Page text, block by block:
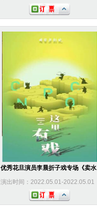
优秀花旦演员李晨折子戏专场《卖水
演出时间：2022.05.01-2022.05.01